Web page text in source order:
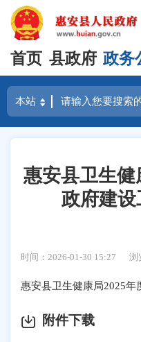
首页 县政府 政务
惠安县卫生健
政府建
时间：2026-01-30 15:27 浏
惠安县卫生健康局2025年
附件下载